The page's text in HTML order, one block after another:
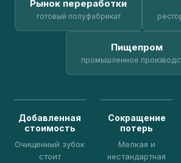
Рынок переработки
готовый полуфабрикат
Пищепром
промышленное
Добавленная
стоимость
Очищенный зубок
стоит
Сокращение
потерь
Мелкая и
нестандартная